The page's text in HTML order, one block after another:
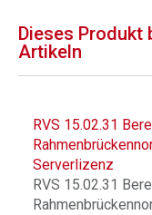
Dieses Produkt
Artikeln
RVS 15.02.31
Serverlizenz
RVS 15.02.31